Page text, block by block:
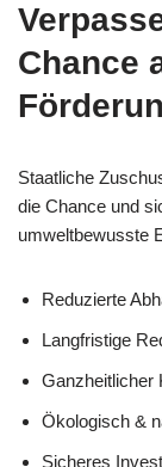
Chance
Staatliche
die Chance und
umweltbewusste
Reduzierte
Langfristige
Ganzheitlicher
Ökologisch &
Sicheres